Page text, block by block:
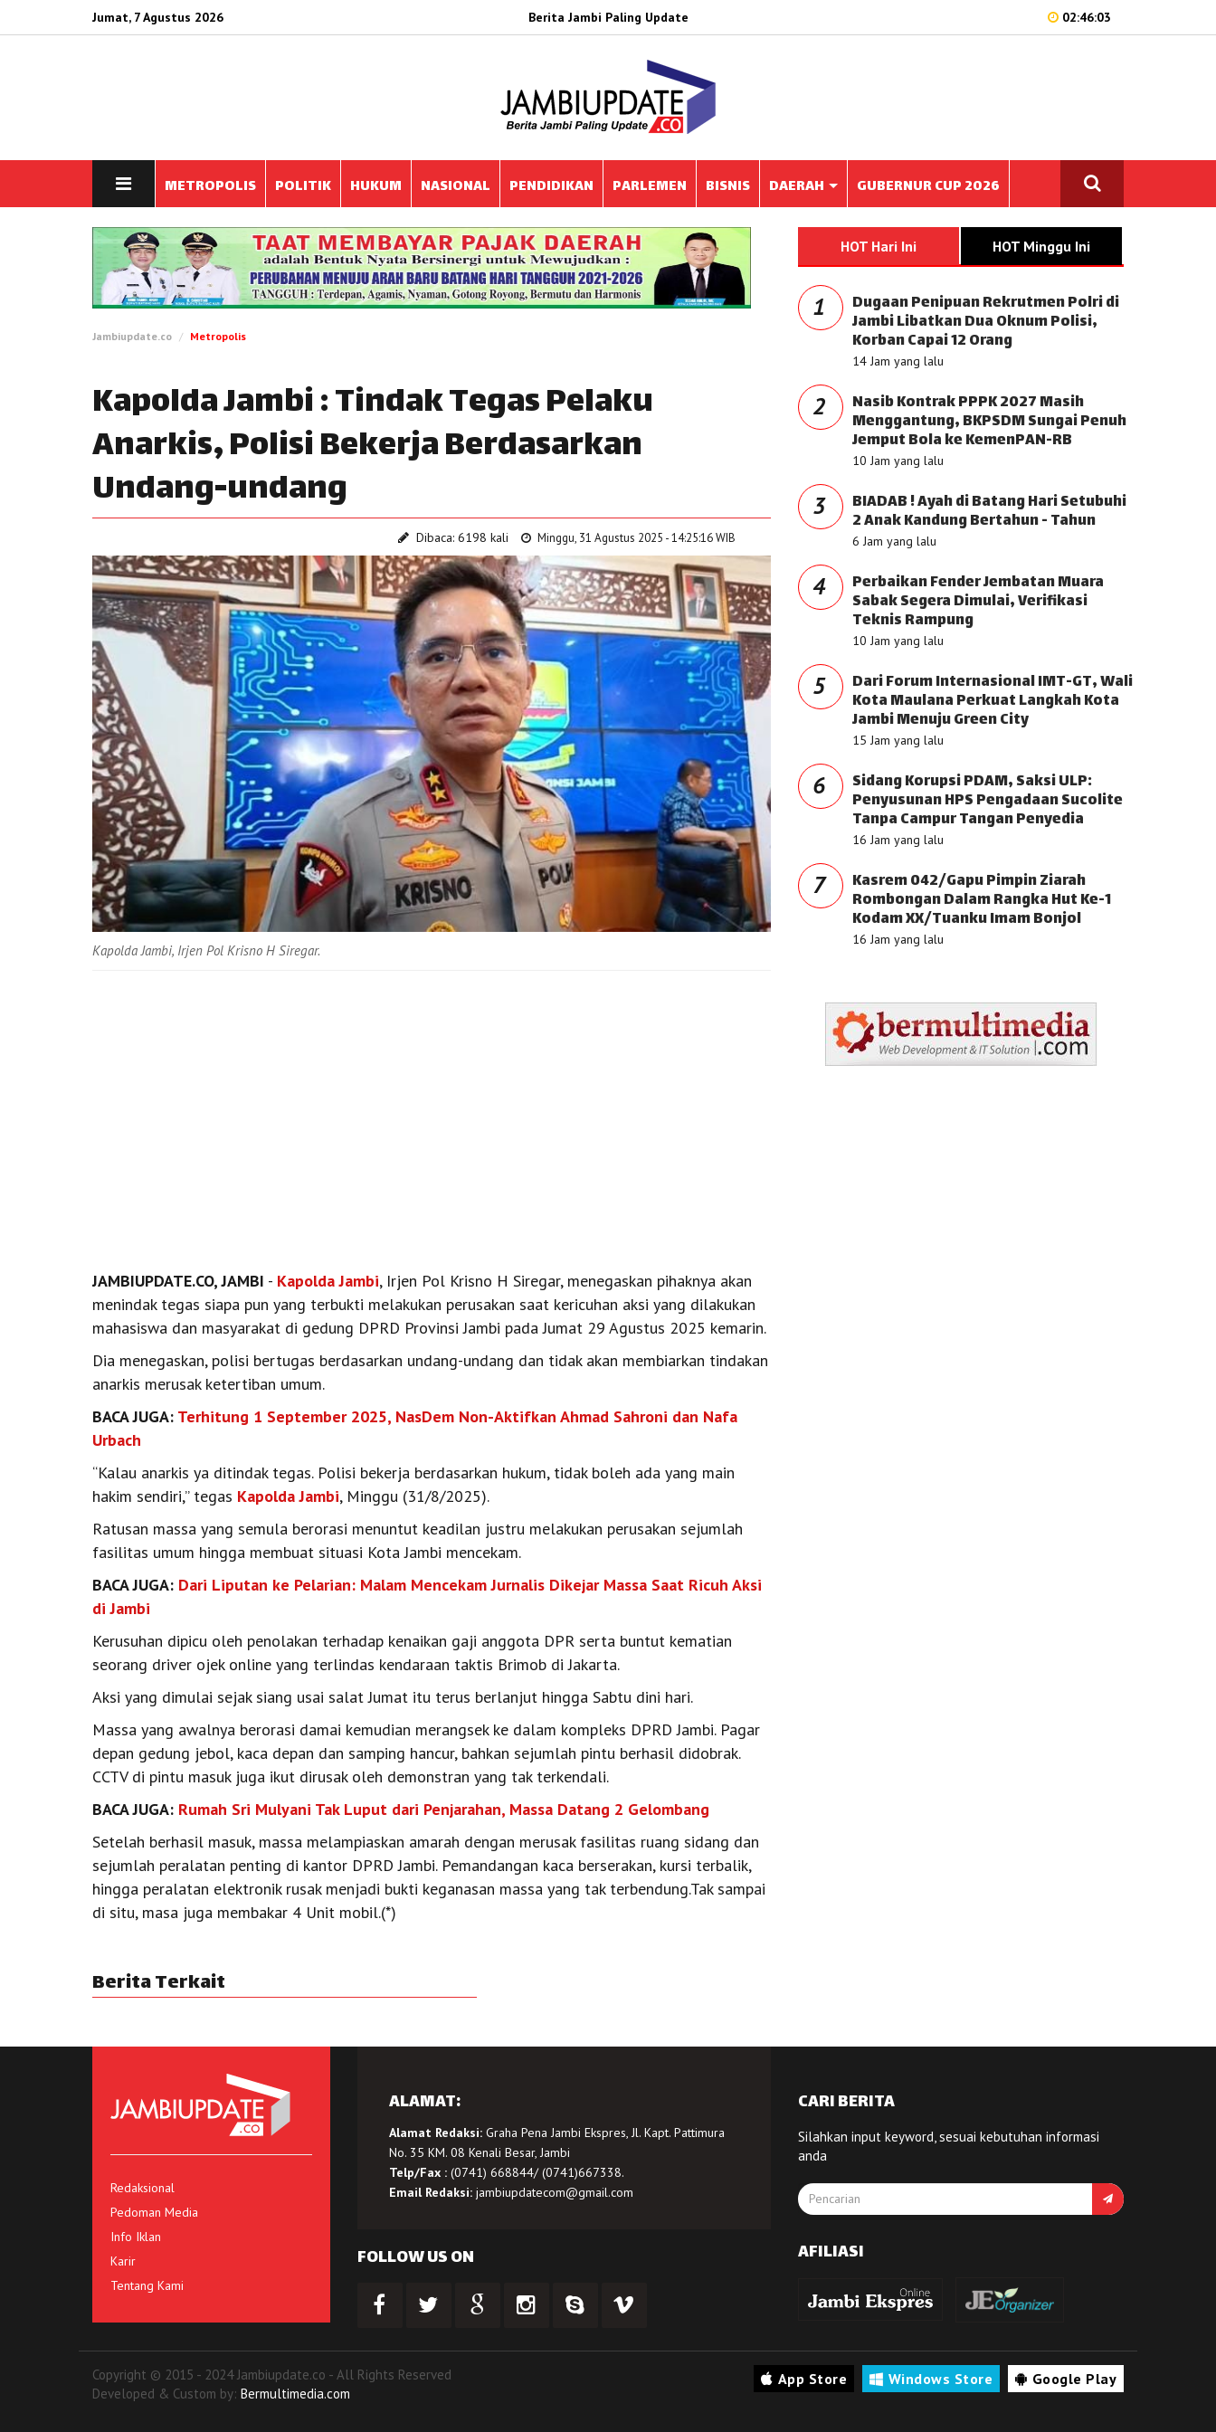
Jumat, 7 Agustus 2026 Berita Jambi Paling Update 02:46:03
METROPOLIS POLITIK HUKUM NASIONAL PENDIDIKAN PARLEMEN BISNIS DAERAH GUBERNUR CUP 2026
Jambiupdate.co Metropolis
Kapolda Jambi : Tindak Tegas Pelaku
Anarkis, Polisi Bekerja Berdasarkan
Undang-undang
Dibaca: 6198 kali Minggu, 31 Agustus 2025 - 14:25:16 WIB
Kapolda Jambi, Irjen Pol Krisno H Siregar.
JAMBIUPDATE.CO, JAMBI - Kapolda Jambi, Irjen Pol Krisno H Siregar, menegaskan pihaknya akan
menindak tegas siapa pun yang terbukti melakukan perusakan saat kericuhan aksi yang dilakukan
mahasiswa dan masyarakat di gedung DPRD Provinsi Jambi pada Jumat 29 Agustus 2025 kemarin.
Dia menegaskan, polisi bertugas berdasarkan undang-undang dan tidak akan membiarkan tindakan
anarkis merusak ketertiban umum.
BACA JUGA: Terhitung 1 September 2025, NasDem Non-Aktifkan Ahmad Sahroni dan Nafa
Urbach
“Kalau anarkis ya ditindak tegas. Polisi bekerja berdasarkan hukum, tidak boleh ada yang main
hakim sendiri,” tegas Kapolda Jambi, Minggu (31/8/2025).
Ratusan massa yang semula berorasi menuntut keadilan justru melakukan perusakan sejumlah
fasilitas umum hingga membuat situasi Kota Jambi mencekam.
BACA JUGA: Dari Liputan ke Pelarian: Malam Mencekam Jurnalis Dikejar Massa Saat Ricuh Aksi
di Jambi
Kerusuhan dipicu oleh penolakan terhadap kenaikan gaji anggota DPR serta buntut kematian
seorang driver ojek online yang terlindas kendaraan taktis Brimob di Jakarta.
Aksi yang dimulai sejak siang usai salat Jumat itu terus berlanjut hingga Sabtu dini hari.
Massa yang awalnya berorasi damai kemudian merangsek ke dalam kompleks DPRD Jambi. Pagar
depan gedung jebol, kaca depan dan samping hancur, bahkan sejumlah pintu berhasil didobrak.
CCTV di pintu masuk juga ikut dirusak oleh demonstran yang tak terkendali.
BACA JUGA: Rumah Sri Mulyani Tak Luput dari Penjarahan, Massa Datang 2 Gelombang
Setelah berhasil masuk, massa melampiaskan amarah dengan merusak fasilitas ruang sidang dan
sejumlah peralatan penting di kantor DPRD Jambi. Pemandangan kaca berserakan, kursi terbalik,
hingga peralatan elektronik rusak menjadi bukti keganasan massa yang tak terbendung.Tak sampai
di situ, masa juga membakar 4 Unit mobil.(*)
Berita Terkait
HOT Hari Ini HOT Minggu Ini
1 Dugaan Penipuan Rekrutmen Polri di
Jambi Libatkan Dua Oknum Polisi,
Korban Capai 12 Orang
14 Jam yang lalu
2 Nasib Kontrak PPPK 2027 Masih
Menggantung, BKPSDM Sungai Penuh
Jemput Bola ke KemenPAN-RB
10 Jam yang lalu
3 BIADAB ! Ayah di Batang Hari Setubuhi
2 Anak Kandung Bertahun - Tahun
6 Jam yang lalu
4 Perbaikan Fender Jembatan Muara
Sabak Segera Dimulai, Verifikasi
Teknis Rampung
10 Jam yang lalu
5 Dari Forum Internasional IMT-GT, Wali
Kota Maulana Perkuat Langkah Kota
Jambi Menuju Green City
15 Jam yang lalu
6 Sidang Korupsi PDAM, Saksi ULP:
Penyusunan HPS Pengadaan Sucolite
Tanpa Campur Tangan Penyedia
16 Jam yang lalu
7 Kasrem 042/Gapu Pimpin Ziarah
Rombongan Dalam Rangka Hut Ke-1
Kodam XX/Tuanku Imam Bonjol
16 Jam yang lalu
Redaksional
Pedoman Media
Info Iklan
Karir
Tentang Kami
ALAMAT:
Alamat Redaksi:Graha Pena Jambi Ekspres, Jl. Kapt. Pattimura
No. 35 KM. 08 Kenali Besar, Jambi
Telp/Fax :(0741) 668844/ (0741)667338.
Email Redaksi: jambiupdatecom@gmail.com
FOLLOW US ON
CARI BERITA
Silahkan input keyword, sesuai kebutuhan informasi
anda
AFILIASI
Copyright © 2015 - 2024 Jambiupdate.co - All Rights Reserved
Developed & Custom by: Bermultimedia.com
App Store Windows Store Google Play